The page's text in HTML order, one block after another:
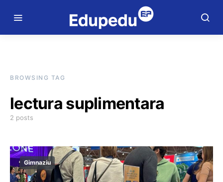
BROWSING TAG
lectura suplimentara
2 posts
Gimnaziu